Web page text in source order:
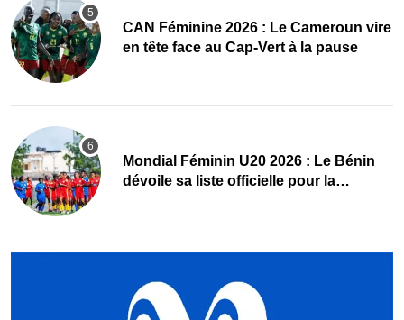
CAN Féminine 2026 : Le Cameroun vire
en tête face au Cap-Vert à la pause
Mondial Féminin U20 2026 : Le Bénin
dévoile sa liste officielle pour la